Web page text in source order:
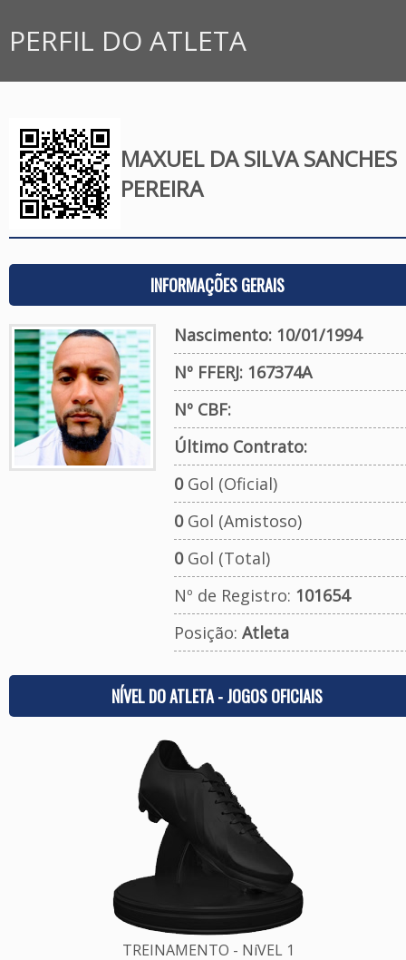
PERFIL DO ATLETA
MAXUEL DA SILVA SANCHES
PEREIRA
INFORMAÇÕES GERAIS
Nascimento: 10/01/1994
Nº FFERJ: 167374A
Nº CBF:
Último Contrato:
0Gol (Oficial)
0Gol (Amistoso)
0Gol (Total)
Nº de Registro: 101654
Posição: Atleta
NÍVEL DO ATLETA - JOGOS OFICIAIS
TREINAMENTO - NíVEL 1